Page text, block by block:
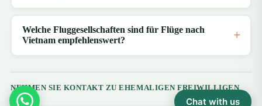
Welche Fluggesellschaften sind für Flüge nach
Vietnam empfehlenswert?
NEHMEN SIE KONTAKT ZU EHEMALIGEN FREIWILLIGEN
AUF
Chat with us